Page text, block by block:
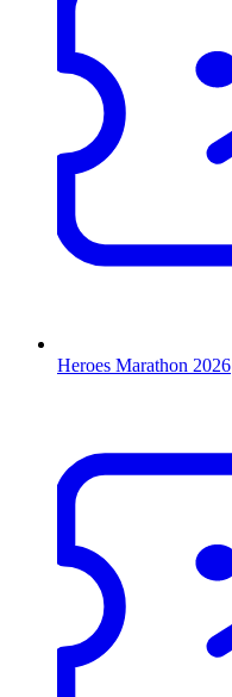
Heroes Marathon 2026